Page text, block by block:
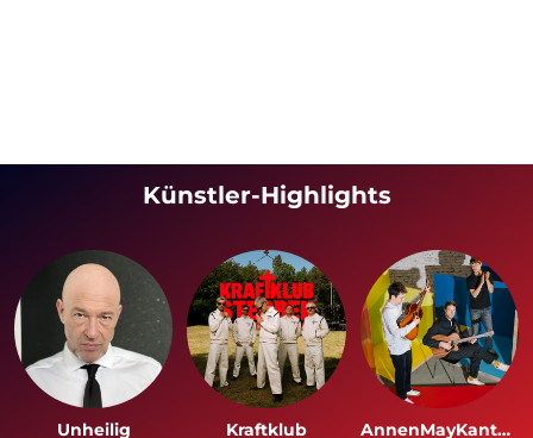
Künstler-Highlights
Unheilig Kraftklub AnnenMayKantereit